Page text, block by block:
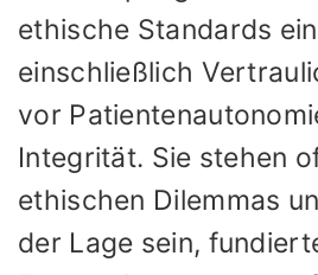
ethische Standards
einschließlich
vor
Integrität. Sie stehen
ethischen Dilemmas
der Lage sein,